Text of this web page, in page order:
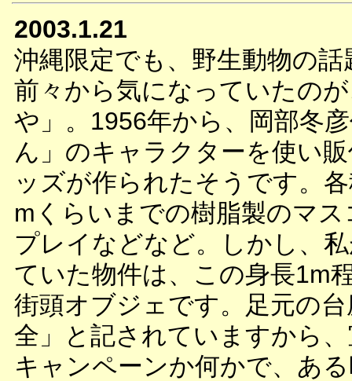
2003.1.21
沖縄限定でも、野生動物の
前々から気になっていたの
や」。1956年から、岡部冬
ん」のキャラクターを使い
ッズが作られたそうです。
mくらいまでの樹脂製のマ
プレイなどなど。しかし、
ていた物件は、この身長1m
街頭オブジェです。足元の
全」と記されていますから
キャンペーンか何かで、あ